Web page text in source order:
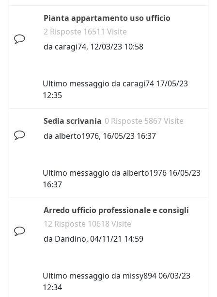
Pianta appartamento uso ufficio
2 Risposte 16511 Visite
da caragi74, 12/03/23 10:58
Ultimo messaggio da caragi74 17/05/23
12:35
Sedia scrivania 0 Risposte 5867 Visite
da alberto1976, 16/05/23 16:37
Ultimo messaggio da alberto1976 16/05/23
16:37
Arredo ufficio professionale e consigli
12 Risposte 10618 Visite
da Dandino, 04/11/21 14:59
Ultimo messaggio da missy89406/03/23
12:34